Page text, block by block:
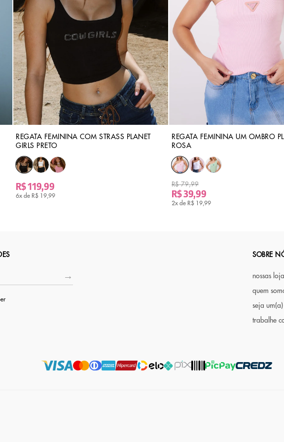
REGATA FEMININA COM STRASS PLANET
GIRLS PRETO
R$ 119,99
6x de R$ 19,99
REGATA FEMININA UM OMBRO
ROSA
R$ 79,99
R$ 39,99
2x de R$ 19,99
SOBRE
nossas
quem
seja
trabalhe